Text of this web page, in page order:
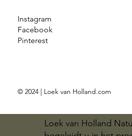
Loek van Holland
Instagram
Facebook
Pinterest
© 2024 | Loek van Holland.com